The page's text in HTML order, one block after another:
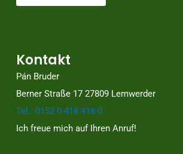
Kontakt
Pán Bruder
Berner Straße 17 27809 Lemwerder
Tel.: 0152 0 418 418 0
Ich freue mich auf Ihren Anruf!